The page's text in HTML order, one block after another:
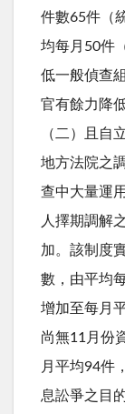
件數65件（
均每月50件
低一般偵查
官有餘力降
（二）且自
地方法院之
查中大量運
人擇期調解
加。該制度
數，由平均
增加至每月
尚無11月份
月平均94件
息訟爭之目